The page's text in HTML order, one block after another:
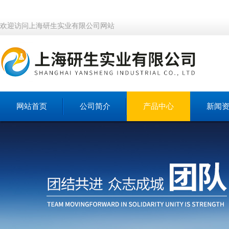
欢迎访问上海研生实业有限公司网站
网站首页 公司简介 产品中心 新闻